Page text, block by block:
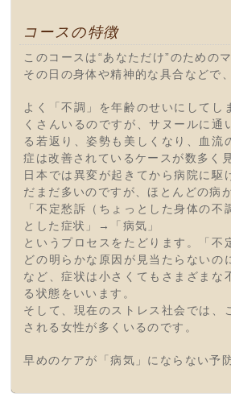
コースの特徴
このコースは“あなただけ”のための
その日の身体や精神的な具合などで
よく「不調」を年齢のせいにしてし
くさんいるのですが、サヌールに通
る若返り、姿勢も美しくなり、血流
症は改善されているケースが数多く
日本では異変が起きてから病院に駆
だまだ多いのですが、ほとんどの病
「不定愁訴（ちょっとした身体の
とした症状」→「病気」
というプロセスをたどります。「不
どの明らかな原因が見当たらないの
など、症状は小さくてもさまざまな
る状態をいいます。
そして、現在のストレス社会では、
される女性が多くいるのです。
早めのケアが「病気」にならない予